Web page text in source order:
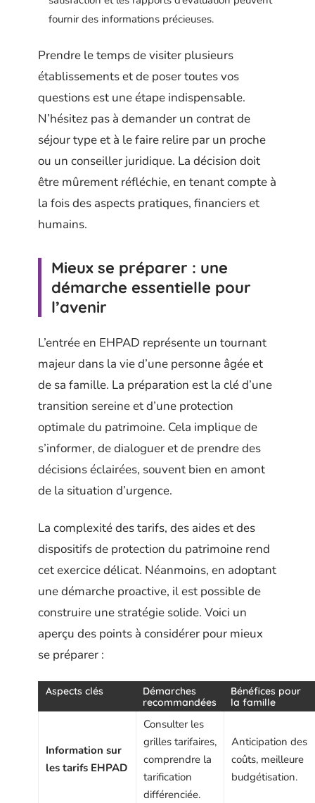
fournir des informations précieuses.
Prendre le temps de visiter plusieurs
établissements et de poser toutes vos
questions est une étape indispensable.
N’hésitez pas à demander un contrat de
séjour type et à le faire relire par un proche
ou un conseiller juridique. La décision doit
être mûrement réfléchie, en tenant compte à
la fois des aspects pratiques, financiers et
humains.
Mieux se préparer : une
démarche essentielle pour
l’avenir
L’entrée en EHPAD représente un tournant
majeur dans la vie d’une personne âgée et
de sa famille. La préparation est la clé d’une
transition sereine et d’une protection
optimale du patrimoine. Cela implique de
s’informer, de dialoguer et de prendre des
décisions éclairées, souvent bien en amont
de la situation d’urgence.
La complexité des tarifs, des aides et des
dispositifs de protection du patrimoine rend
cet exercice délicat. Néanmoins, en adoptant
une démarche proactive, il est possible de
construire une stratégie solide. Voici un
aperçu des points à considérer pour mieux
se préparer :
Aspects clés
Démarches
recommandées
Bénéfices pour
la famille
Information sur
les tarifs EHPAD
Consulter les
grilles tarifaires,
comprendre la
tarification
différenciée.
Anticipation des
coûts, meilleure
budgétisation.